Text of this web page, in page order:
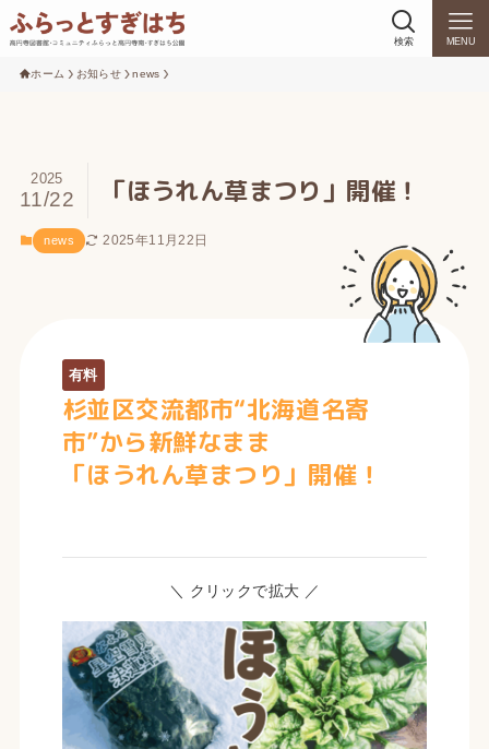
検索 MENU
ホーム お知らせ news
「ほうれん草まつり」開催！
2025
11/22
news 2025年11月22日
有料
杉並区交流都市“北海道名寄
市”から新鮮なまま
「ほうれん草まつり」開催！
＼ クリックで拡大 ／